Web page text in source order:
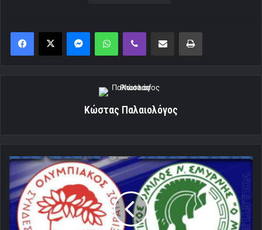
MessengerWhatsAppViber Κοινοποίηση μέσω ηλεκτρονικού ταχυδρομείουΕκτύπωση
Κώστας Παλαιολόγος
Live
Streaming:
Ολυμπιακός
ONEX
ΑΟΝΣ